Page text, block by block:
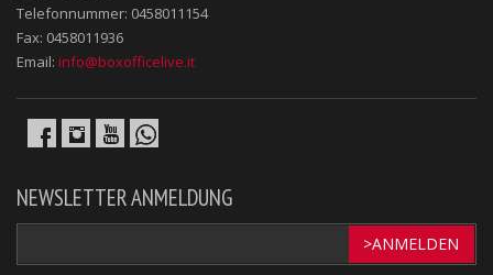
Telefonnummer: 0458011154
Fax: 0458011936
Email: info@boxofficelive.it
NEWSLETTER ANMELDUNG
>ANMELDEN